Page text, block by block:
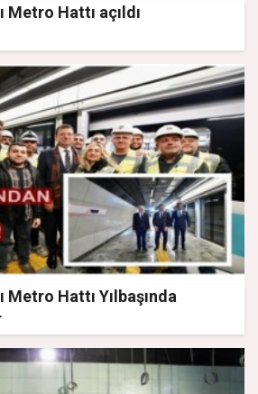
Metro Hattı açıldı
Hattı Yılbaşında